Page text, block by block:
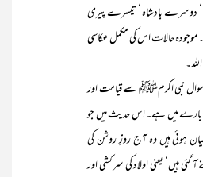
‘ دوسرے بادشاہ ‘ تیسرے پیری
حالات اس کی مکمل عکاسی
اکرمﷺ سے قیامت اور
میں ہے۔ اس حدیث میں جو
ہوئی ہیں وہ آج روزِ روشن کی
ہیں‘ یعنی اولاد کی سرکشی اور